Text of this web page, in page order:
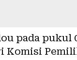
pada pukul
Komisi